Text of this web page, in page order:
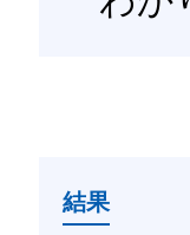
結果